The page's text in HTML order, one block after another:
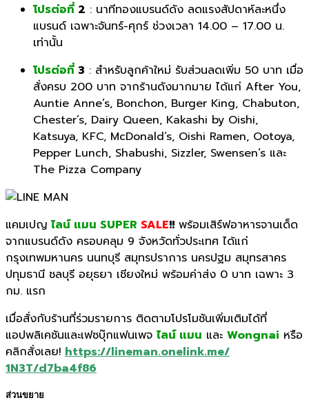
โปรต่อที่ 2 : นาทีทองแบรนด์ดัง ลดแรงสัปดาห์ละหนึ่ง
แบรนด์ เฉพาะจันทร์-ศุกร์ ช่วงเวลา 14.00 – 17.00 น.
เท่านั้น
โปรต่อที่ 3 : สำหรับลูกค้าใหม่ รับส่วนลดเพิ่ม 50 บาท เมื่อ
สั่งครบ 200 บาท จากร้านดังมากมาย ได้แก่ After You,
Auntie Anne’s, Bonchon, Burger King, Chabuton,
Chester’s, Dairy Queen, Kakashi by Oishi,
Katsuya, KFC, McDonald’s, Oishi Ramen, Ootoya,
Pepper Lunch, Shabushi, Sizzler, Swensen’s และ
The Pizza Company
แคมเปญ ไลน์ แมน SUPER SALE!! พร้อมเสิร์ฟอาหารจานเด็ด
จากแบรนด์ดัง ครอบคลุม 9 จังหวัดทั่วประเทศ ได้แก่
กรุงเทพมหานคร นนทบุรี สมุทรปราการ นครปฐม สมุทรสาคร
ปทุมธานี ชลบุรี อยุธยา เชียงใหม่ พร้อมค่าส่ง 0 บาท เฉพาะ 3
กม. แรก
เมื่อสั่งกับร้านที่ร่วมรายการ ติดตามโปรโมชันเพิ่มเติมได้ที่
แอปพลิเคชันและเฟซบุ๊กแฟนเพจ ไลน์ แมน และ Wongnai หรือ
คลิกสั่งเลย! https://lineman.onelink.me/
1N3T/d7ba4f86
ส่วนขยาย